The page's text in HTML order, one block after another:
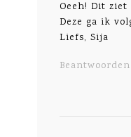
Oeeh! Dit
Deze ga ik
Liefs, Sija
Beantwoorden